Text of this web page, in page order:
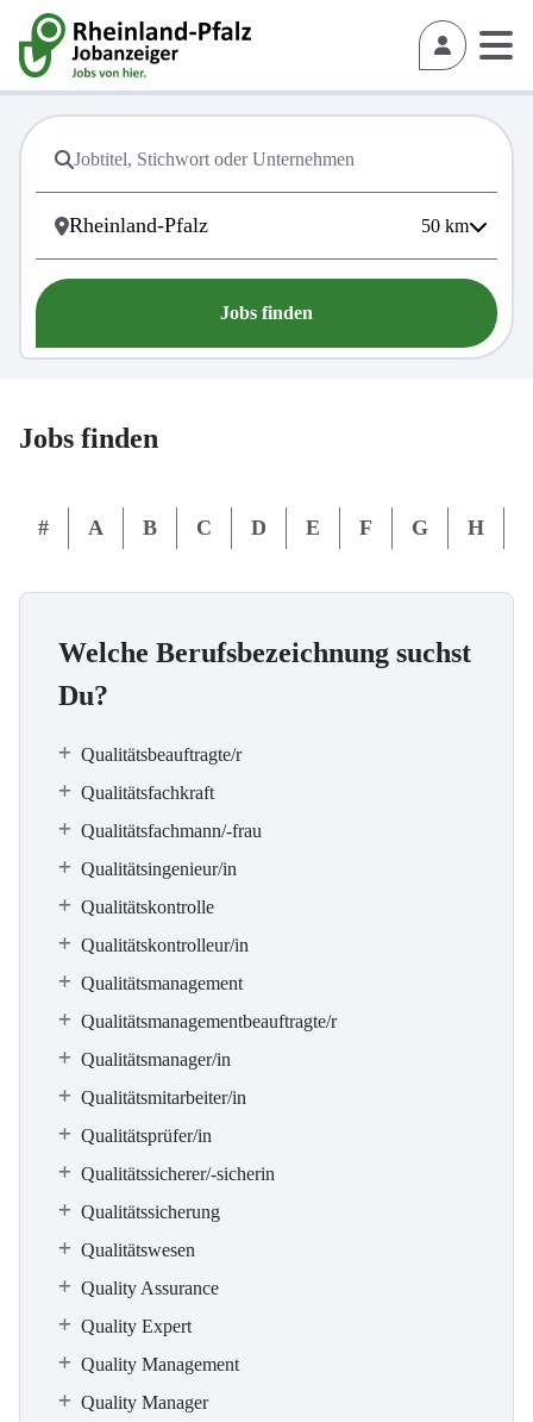
50 km
Jobs finden
Jobs finden
# A B C D E F G H
Welche Berufsbezeichnung suchst
Du?
Qualitätsbeauftragte/r
Qualitätsfachkraft
Qualitätsfachmann/-frau
Qualitätsingenieur/in
Qualitätskontrolle
Qualitätskontrolleur/in
Qualitätsmanagement
Qualitätsmanagementbeauftragte/r
Qualitätsmanager/in
Qualitätsmitarbeiter/in
Qualitätsprüfer/in
Qualitätssicherer/-sicherin
Qualitätssicherung
Qualitätswesen
Quality Assurance
Quality Expert
Quality Management
Quality Manager